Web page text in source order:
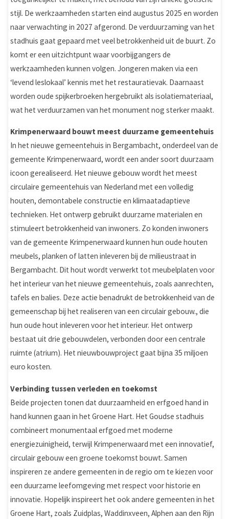
stijl. De werkzaamheden starten eind augustus 2025 en worden
naar verwachting in 2027 afgerond. De verduurzaming van het
stadhuis gaat gepaard met veel betrokkenheid uit de buurt. Zo
komt er een uitzichtpunt waar voorbijgangers de
werkzaamheden kunnen volgen. Jongeren maken via een
‘levend leslokaal’ kennis met het restauratievak. Daarnaast
worden oude spijkerbroeken hergebruikt als isolatiemateriaal,
wat het verduurzamen van het monument nog sterker maakt.
Krimpenerwaard bouwt meest duurzame gemeentehuis
In het nieuwe gemeentehuis in Bergambacht, onderdeel van de
gemeente Krimpenerwaard, wordt een ander soort duurzaam
icoon gerealiseerd. Het nieuwe gebouw wordt het meest
circulaire gemeentehuis van Nederland met een volledig
houten, demontabele constructie en klimaatadaptieve
technieken. Het ontwerp gebruikt duurzame materialen en
stimuleert betrokkenheid van inwoners. Zo konden inwoners
van de gemeente Krimpenerwaard kunnen hun oude houten
meubels, planken of latten inleveren bij de milieustraat in
Bergambacht. Dit hout wordt verwerkt tot meubelplaten voor
het interieur van het nieuwe gemeentehuis, zoals aanrechten,
tafels en balies. Deze actie benadrukt de betrokkenheid van de
gemeenschap bij het realiseren van een circulair gebouw., die
hun oude hout inleveren voor het interieur. Het ontwerp
bestaat uit drie gebouwdelen, verbonden door een centrale
ruimte (atrium). Het nieuwbouwproject gaat bijna 35 miljoen
euro kosten.
Verbinding tussen verleden en toekomst
Beide projecten tonen dat duurzaamheid en erfgoed hand in
hand kunnen gaan in het Groene Hart. Het Goudse stadhuis
combineert monumentaal erfgoed met moderne
energiezuinigheid, terwijl Krimpenerwaard met een innovatief,
circulair gebouw een groene toekomst bouwt. Samen
inspireren ze andere gemeenten in de regio om te kiezen voor
een duurzame leefomgeving met respect voor historie en
innovatie. Hopelijk inspireert het ook andere gemeenten in het
Groene Hart, zoals Zuidplas, Waddinxveen, Alphen aan den Rijn